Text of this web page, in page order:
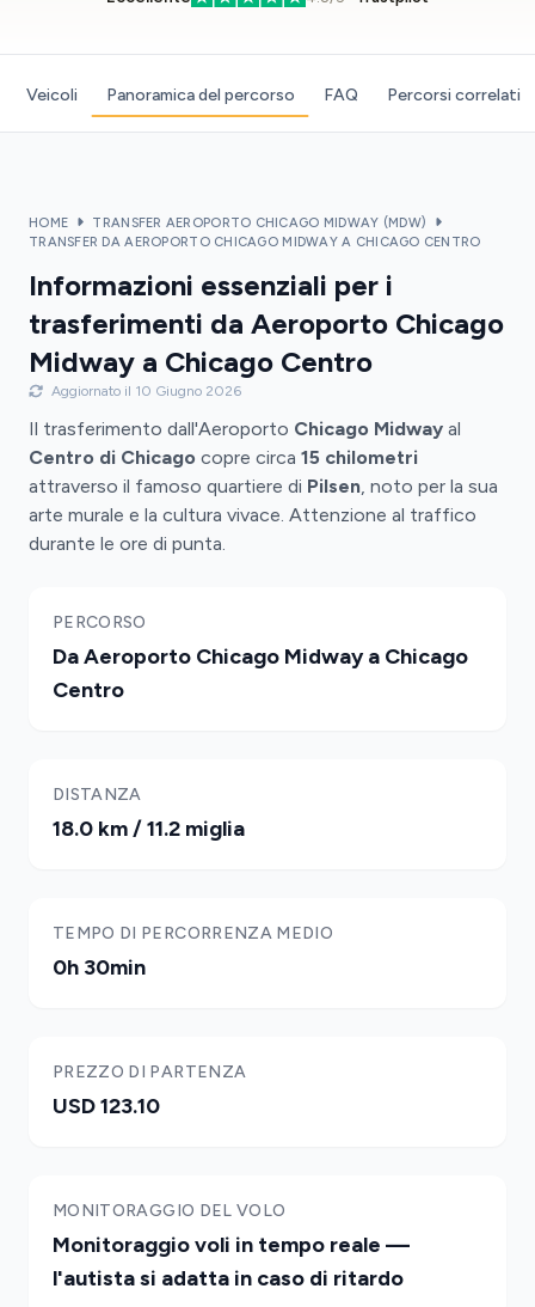
Veicoli Panoramica del percorso FAQ Percorsi correlati
HOME
TRANSFER AEROPORTO CHICAGO MIDWAY (MDW)
TRANSFER DA AEROPORTO CHICAGO MIDWAY A CHICAGO CENTRO
Informazioni essenziali per i
trasferimenti da Aeroporto Chicago
Midway a Chicago Centro
Aggiornato il 10 Giugno 2026
Il trasferimento dall'Aeroporto Chicago Midway al
Centro di Chicago copre circa 15 chilometri
attraverso il famoso quartiere di Pilsen, noto per la sua
arte murale e la cultura vivace. Attenzione al traffico
durante le ore di punta.
PERCORSO
Da Aeroporto Chicago Midway a Chicago
Centro
DISTANZA
18.0 km / 11.2 miglia
TEMPO DI PERCORRENZA MEDIO
0h 30min
PREZZO DI PARTENZA
USD 123.10
MONITORAGGIO DEL VOLO
Monitoraggio voli in tempo reale —
l'autista si adatta in caso di ritardo